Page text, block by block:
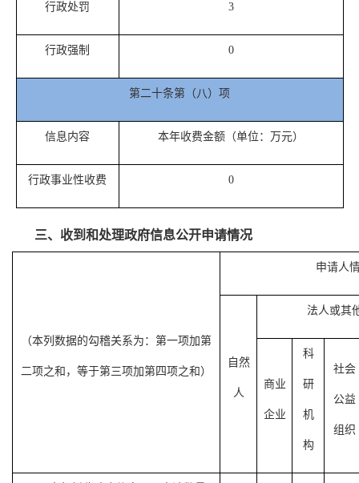
行政处罚 3
行政强制 0
第二十条第（八）项
信息内容 本年收费金额（单位：万元）
行政事业性收费 0
三、收到和处理政府信息公开申请情况
（本列数据的勾稽关系为：第一项加第
二项之和，等于第三项加第四项之和）
申请人
自然
人
法人或其
商业
企业
科
研
机
构
社会
公益
组织